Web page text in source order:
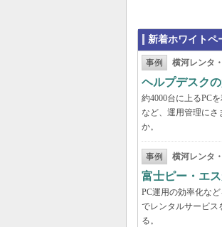
新着ホワイトペ
事例 横河レンタ
ヘルプデスク
約4000台に上るPC
など、運用管理に
か。
事例 横河レンタ
富士ピー・エ
PC運用の効率化な
でレンタルサービス
る。